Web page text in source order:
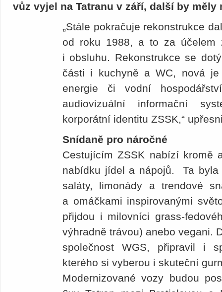
vůz vyjel na Tatranu v září, další by měly
„Stále pokračuje rekonstrukce
od roku 1988, a to za účelem
i obsluhu. Rekonstrukce se
části i kuchyně a WC, nová
energie či vodní
audiovizuální informační
korporátní identitu ZSSK,“
Snídaně pro náročné
Cestujícím ZSSK nabízí kromě
nabídku jídel a nápojů. Ta byla
saláty, limonády a trendové
a omáčkami inspirovanými
přijdou i milovníci grass-
výhradně trávou) anebo vegani.
společnost WGS, připravil i
kterého si vyberou i skuteční
Modernizované vozy budou